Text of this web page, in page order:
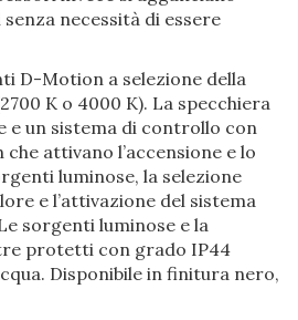
necessità di essere
D-Motion a selezione della
K o 4000 K). La specchiera
e un sistema di controllo con
attivano l’accensione e lo
luminose, la selezione
e l’attivazione del sistema
sorgenti luminose e la
protetti con grado IP44
Disponibile in finitura nero,